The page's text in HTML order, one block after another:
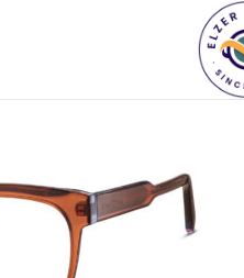
Toevoegen
aan